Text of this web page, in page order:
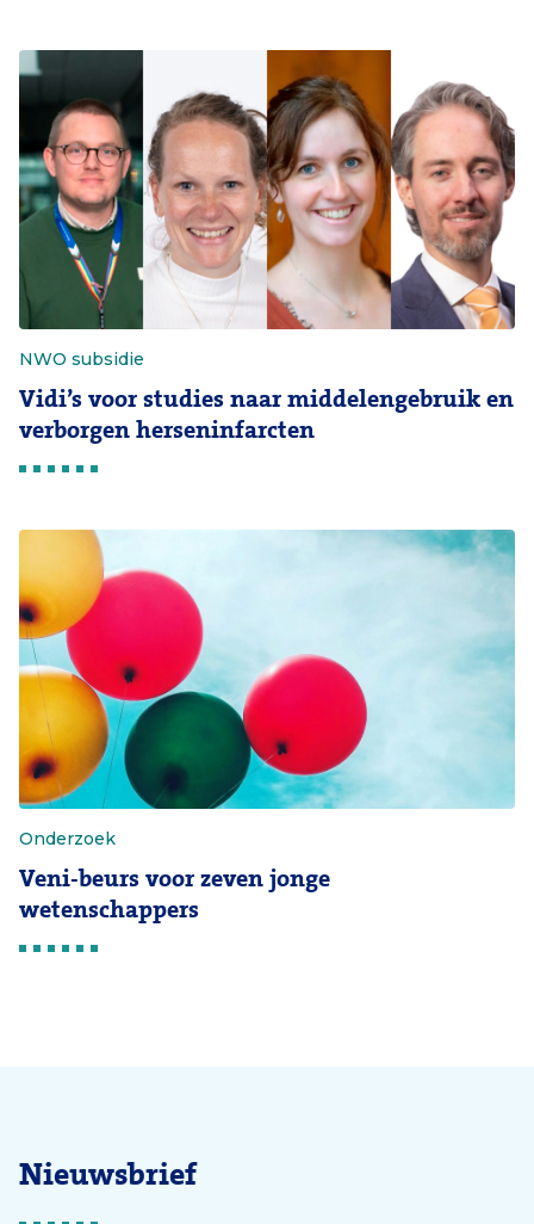
NWO subsidie
Vidi’s voor studies naar middelengebruik en
verborgen herseninfarcten
Onderzoek
Veni-beurs voor zeven jonge
wetenschappers
Nieuwsbrief